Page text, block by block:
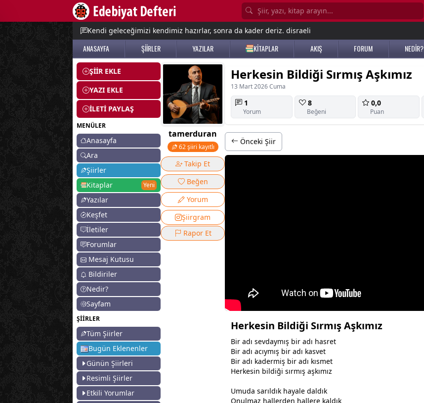
Kendi geleceğimizi kendimiz hazırlar, sonra da kader deriz. disraeli
ANASAYFA ŞİİRLER YAZILAR KİTAPLAR AKIŞ FORUM NEDİR?
ŞİİR EKLE
YAZI EKLE
İLETİ PAYLAŞ
MENÜLER
Anasayfa
Ara
Şiirler
Kitaplar
Yeni
Yazılar
Keşfet
İletiler
Forumlar
Mesaj Kutusu
Bildiriler
Nedir?
Sayfam
ŞİİRLER
Tüm Şiirler
Bugün Eklenenler
Günün Şiirleri
Resimli Şiirler
Etkili Yorumlar
tamerduran
62 şiiri kayıtlı
Takip Et
Beğen
Yorum
Şiirgram
Rapor Et
Herkesin Bildiği Sırmış Aşkımız
13 Mart 2026 Cuma
1
Yorum
8
Beğeni
0,0
Puan
Önceki Şiir
Herkesin Bildiği Sırmış Aşkımız
Bir adı sevdaymış bir adı hasret
Bir adı acıymış bir adı kasvet
Bir adı kadermiş bir adı kısmet
Herkesin bildiği sırmış aşkımız
Umuda sarıldık hayale daldık
Onulmaz hallerden hallere kaldık
menu